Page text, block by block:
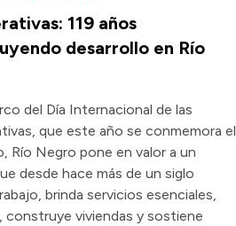
119 años
desarrollo en Río
del Día Internacional de las
que este año se conmemora el
Río Negro pone en valor a un
desde hace más de un siglo
brinda servicios esenciales,
construye viviendas y sostiene